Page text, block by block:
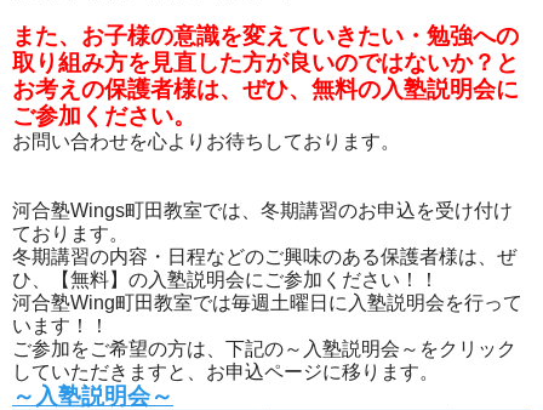
また、お子様の意識を変えていきたい・勉強への
取り組み方を見直した方が良いのではないか？と
お考えの保護者様は、ぜひ、無料の入塾説明会に
ご参加ください。
お問い合わせを心よりお待ちしております。
河合塾Wings町田教室では、冬期講習のお申込を受け付け
ております。
冬期講習の内容・日程などのご興味のある保護者様は、ぜ
ひ、【無料】の入塾説明会にご参加ください！！
河合塾Wing町田教室では毎週土曜日に入塾説明会を行って
います！！
ご参加をご希望の方は、下記の～入塾説明会～をクリック
していただきますと、お申込ページに移ります。
～入塾説明会～